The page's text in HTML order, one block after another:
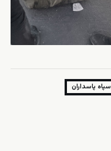
سپاه پاسداران